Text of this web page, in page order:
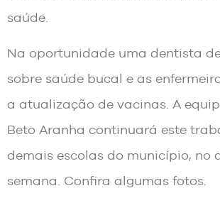
saúde.
Na oportunidade uma dentista
sobre saúde bucal e as
a atualização de vacinas. A
Beto Aranha continuará este
demais escolas do município, no
semana. Confira algumas fotos.